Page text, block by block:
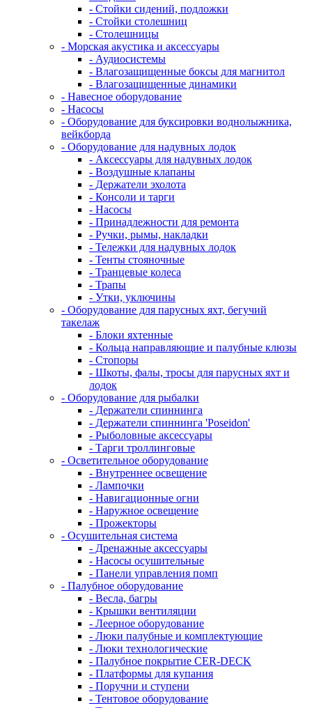
- Стойки сидений, подложки
- Стойки столешниц
- Столешницы
- Морская акустика и аксессуары
- Аудиосистемы
- Влагозащищенные боксы для магнитол
- Влагозащищенные динамики
- Навесное оборудование
- Насосы
- Оборудование для буксировки воднолыжника,
вейкборда
- Оборудование для надувных лодок
- Аксессуары для надувных лодок
- Воздушные клапаны
- Держатели эхолота
- Консоли и тарги
- Насосы
- Принадлежности для ремонта
- Ручки, рымы, накладки
- Тележки для надувных лодок
- Тенты стояночные
- Транцевые колеса
- Трапы
- Утки, уключины
- Оборудование для парусных яхт, бегучий
такелаж
- Блоки яхтенные
- Кольца направляющие и палубные клюзы
- Стопоры
- Шкоты, фалы, тросы для парусных яхт и
лодок
- Оборудование для рыбалки
- Держатели спиннинга
- Держатели спиннинга 'Poseidon'
- Рыболовные аксессуары
- Тарги троллинговые
- Осветительное оборудование
- Внутреннее освещение
- Лампочки
- Навигационные огни
- Наружное освещение
- Прожекторы
- Осушительная система
- Дренажные аксессуары
- Насосы осушительные
- Панели управления помп
- Палубное оборудование
- Весла, багры
- Крышки вентиляции
- Леерное оборудование
- Люки палубные и комплектующие
- Люки технологические
- Палубное покрытие CER-DECK
- Платформы для купания
- Поручни и ступени
- Тентовое оборудование